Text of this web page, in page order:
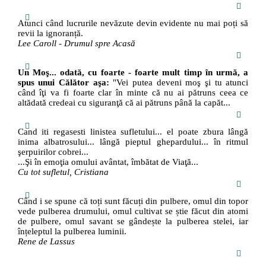
Atunci când lucrurile nevăzute devin evidente nu mai poți să
revii la ignoranță.
Lee Caroll - Drumul spre Acasă
Un Moş... odată, cu foarte - foarte mult timp în urmă, a
spus unui Călător aşa: "Vei putea deveni moş şi tu atunci
când îţi va fi foarte clar în minte că nu ai pătruns ceea ce
altădată credeai cu siguranţă că ai pătruns până la capăt...
Cand iti regasesti linistea sufletului... el poate zbura lângă
inima albatrosului... lângă pieptul ghepardului... în ritmul
şerpuirilor cobrei...
...Şi în emoţia omului avântat, îmbătat de Viaţă...
Cu tot sufletul, Cristiana
Când i se spune că toți sunt făcuți din pulbere, omul din topor
vede pulberea drumului, omul cultivat se știe făcut din atomi
de pulbere, omul savant se gândește la pulberea stelei, iar
înțeleptul la pulberea luminii.
Rene de Lassus